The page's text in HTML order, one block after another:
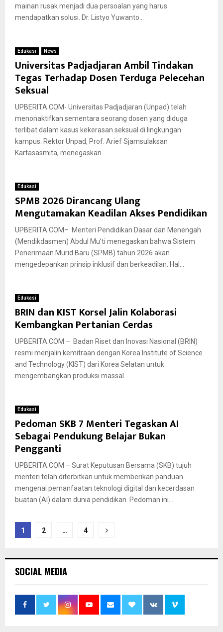
mainan rusak menjadi dua persoalan yang harus
mendapatkan solusi. Dr. Listyo Yuwanto...
Edukasi News
Universitas Padjadjaran Ambil Tindakan
Tegas Terhadap Dosen Terduga Pelecehan
Seksual
UPBERITA.COM- Universitas Padjadjaran (Unpad) telah
menonaktifkan sementara seorang dosen yang diduga
terlibat dalam kasus kekerasan seksual di lingkungan
kampus. Rektor Unpad, Prof. Arief Sjamsulaksan
Kartasasmita, menegaskan...
Edukasi
SPMB 2026 Dirancang Ulang
Mengutamakan Keadilan Akses Pendidikan
UPBERITA.COM– Menteri Pendidikan Dasar dan Menengah
(Mendikdasmen) Abdul Mu’ti menegaskan bahwa Sistem
Penerimaan Murid Baru (SPMB) tahun 2026 akan
mengedepankan prinsip inklusif dan berkeadilan. Hal...
Edukasi
BRIN dan KIST Korsel Jalin Kolaborasi
Kembangkan Pertanian Cerdas
UPBERITA.COM – Badan Riset dan Inovasi Nasional (BRIN)
resmi menjalin kemitraan dengan Korea Institute of Science
and Technology (KIST) dari Korea Selatan untuk
mengembangkan produksi massal...
Edukasi
Pedoman SKB 7 Menteri Tegaskan AI
Sebagai Pendukung Belajar Bukan
Pengganti
UPBERITA.COM – Surat Keputusan Bersama (SKB) tujuh
menteri telah diterbitkan untuk memberikan panduan
mengenai pemanfaatan teknologi digital dan kecerdasan
buatan (AI) dalam dunia pendidikan. Pedoman ini...
Paginasi
1 2 … 4
SOCIAL MEDIA